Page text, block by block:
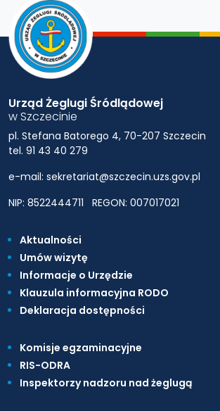
Urząd Żeglugi Śródlądowej
w Szczecinie
pl. Stefana Batorego 4, 70-207 Szczecin
tel. 91 43 40 279
e-mail: sekretariat@szczecin.uzs.gov.pl
NIP: 8522444711
REGON: 007017021
Aktualności
Umów wizytę
Informacje o Urzędzie
Klauzula informacyjna RODO
Deklaracja dostępności
Komisje egzaminacyjne
RIS-ODRA
Inspektorzy nadzoru nad żeglugą